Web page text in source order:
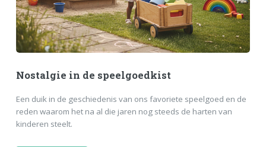
Nostalgie in de speelgoedkist
Een duik in de geschiedenis van ons favoriete speelgoed en de
reden waarom het na al die jaren nog steeds de harten van
kinderen steelt.